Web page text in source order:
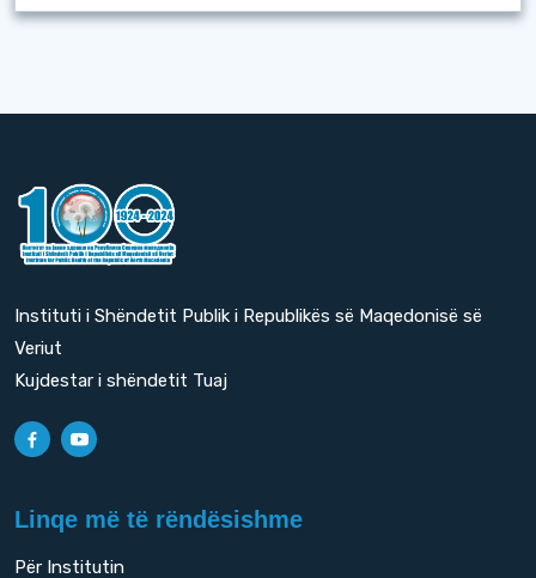
Instituti i Shëndetit Publik i Republikës së Maqedonisë së
Veriut
Kujdestar i shëndetit Tuaj
Linqe më të rëndësishme
Për Institutin